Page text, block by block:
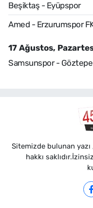
Beşiktaş - Eyüpspor
Amed - Erzurumspor
17 Ağustos,
Samsunspor - Göztepe
Sitemizde bulunan
hakkı